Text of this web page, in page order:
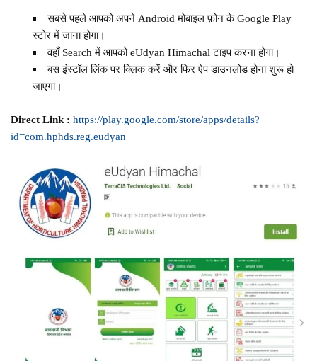
सबसे पहले आपको अपने Android मोबाइल फ़ोन के Google Play
स्टोर में जाना होगा।
वहाँ Search में आपको eUdyan Himachal टाइप करना होगा।
बस इंस्टॉल लिंक पर क्लिक करें और फिर ऐप डाउनलोड होना शुरू हो
जाएगा।
Direct Link : https://play.google.com/store/apps/details?
id=com.hphds.reg.eudyan